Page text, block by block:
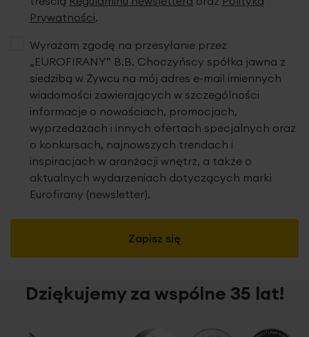
tkanina firanowa typumarkizeta
lekka, półprzezroczysta struktura
bardzo dobra przepuszczalność światła
dwukolorowy haft roślinno-koronkowy
haft w kontrastujących odcieniach beżu i bieli
dekoracyjne, falowane wykończenie dolne
Prywatności.
Zapisz się
Wyrażam zgodę na przesyłanie przez
„EUROFIRANY” B.B. Choczyńscy spółka jawna z
siedzibą w Żywcu na mój adres e-mail imiennych
wiadomości zawierających w szczególności
informacje o nowościach, promocjach,
wyprzedażach i innych ofertach specjalnych oraz
o konkursach, najnowszych trendach i
inspiracjach w aranżacji wnętrz, a także o
aktualnych wydarzeniach dotyczących marki
Eurofirany (newsletter).
Dziękujemy za wspólne 35 lat!